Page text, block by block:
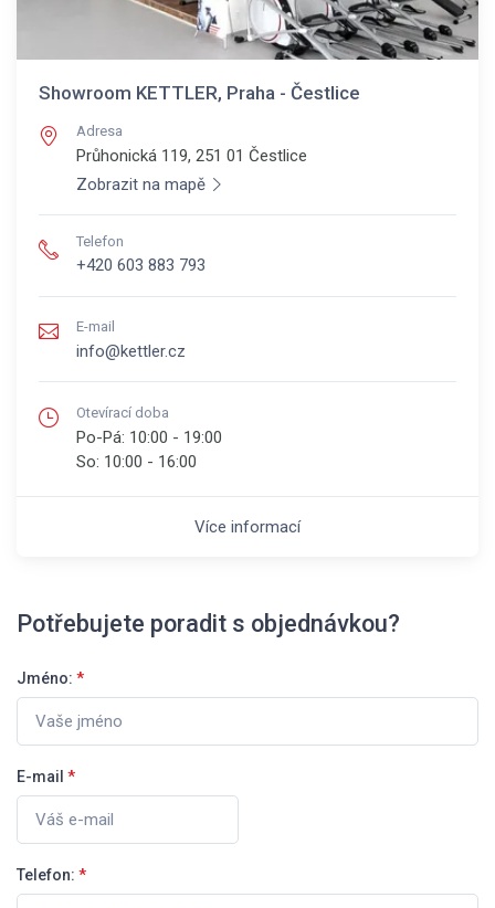
Showroom KETTLER, Praha - Čestlice
Adresa
Průhonická 119, 251 01 Čestlice
Zobrazit na mapě
Telefon
+420 603 883 793
E-mail
info@kettler.cz
Otevírací doba
Po-Pá: 10:00 - 19:00
So: 10:00 - 16:00
Více informací
Potřebujete poradit s objednávkou?
Jméno: *
E-mail *
Telefon: *